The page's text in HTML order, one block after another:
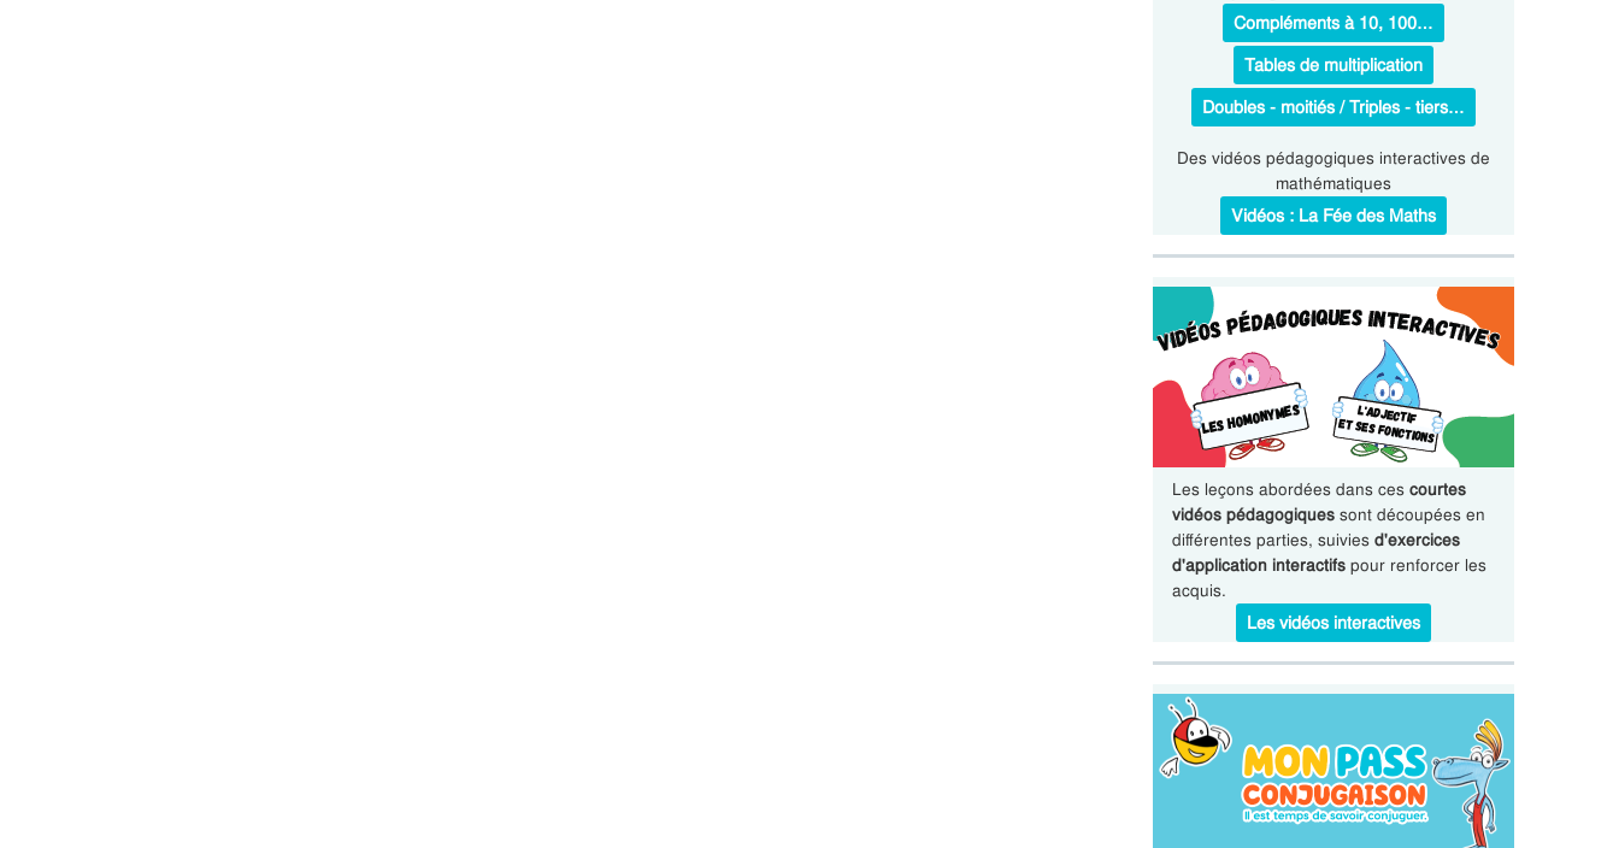
Compléments à 10, 100…
Tables de multiplication
Doubles - moitiés / Triples - tiers…
Des vidéos pédagogiques interactives de
mathématiques
Vidéos : La Fée des Maths
Les leçons abordées dans ces courtes
vidéos pédagogiquessont découpées en
différentes parties, suivies d'exercices
d'application interactifspour renforcer les
acquis.
Les vidéos interactives